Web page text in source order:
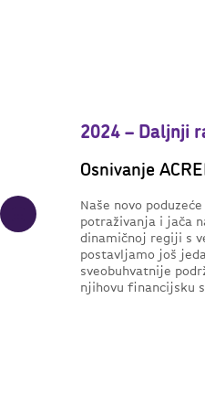
2024 – Daljnji
Osnivanje
Naše novo
potraživanja i jača
dinamičnoj regiji s
postavljamo još
sveobuhvatnije
njihovu financijsku